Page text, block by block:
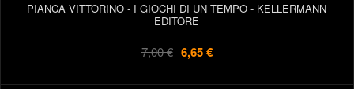
PIANCA VITTORINO - I GIOCHI DI UN TEMPO - KELLERMANN
EDITORE
7,00 € 6,65 €